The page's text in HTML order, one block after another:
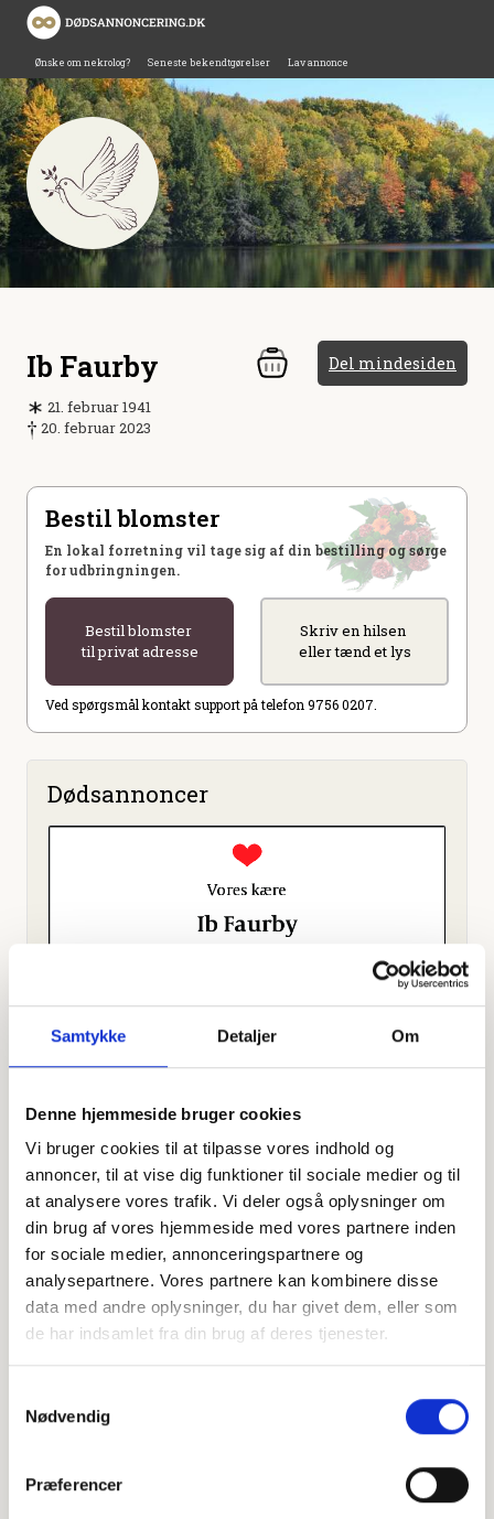
Samtykke Detaljer Om
Denne hjemmeside bruger cookies
Vi bruger cookies til at tilpasse vores indhold og
annoncer, til at vise dig funktioner til sociale medier og til
at analysere vores trafik. Vi deler også oplysninger om
din brug af vores hjemmeside med vores partnere inden
for sociale medier, annonceringspartnere og
analysepartnere. Vores partnere kan kombinere disse
data med andre oplysninger, du har givet dem, eller som
de har indsamlet fra din brug af deres tjenester.
Nødvendig
Præferencer
Ønske om nekrolog? Seneste bekendtgørelser Lav annonce
Ib Faurby Del mindesiden
21. februar 1941
20. februar 2023
Bestil blomster
En lokal forretning vil tage sig af din bestilling og sørge
for udbringningen.
Bestil blomster
til privat adresse
Skriv en hilsen
eller tænd et lys
Ved spørgsmål kontakt support på telefon 9756 0207.
Dødsannoncer
Offentligtgjort i Politiken d. 25. februar 2023 Se flere
Højtideligheden
Fredagd. 3. marts 2023 kl. 11.00
Messiaskirken, Charlottenlund
−
contributors